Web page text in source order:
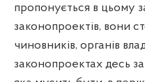
пропонується в цьому
законопроектів, вони
чиновників, органів
законопроектах десь